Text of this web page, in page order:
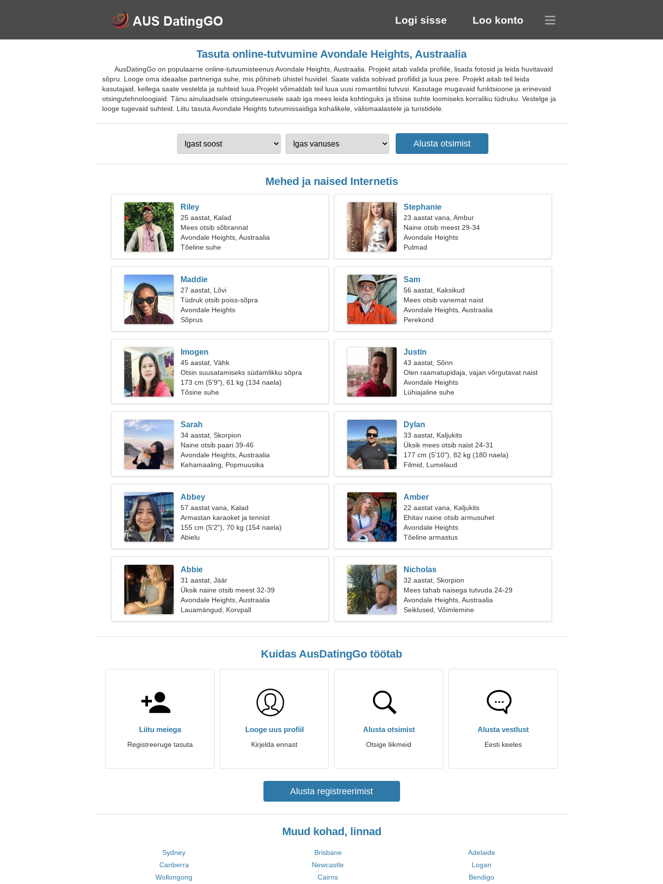
Logi sisse Loo konto
Tasuta online-tutvumine Avondale Heights, Austraalia
AusDatingGo on populaarne online-tutvumisteenus Avondale Heights, Austraalia. Projekt aitab valida profiile, lisada fotosid ja leida huvitavaid
sõpru. Looge oma ideaalse partneriga suhe, mis põhineb ühistel huvidel. Saate valida sobivad profiilid ja luua pere. Projekt aitab teil leida
kasutajaid, kellega saate vestelda ja suhteid luua.Projekt võimaldab teil luua uusi romantilisi tutvusi. Kasutage mugavaid funktsioone ja erinevaid
otsingutehnoloogiaid. Tänu ainulaadsele otsinguteenusele saab iga mees leida kohtinguks ja tõsise suhte loomiseks korraliku tüdruku. Vestelge ja
looge tugevaid suhteid. Liitu tasuta Avondale Heights tutvumissaidiga kohalikele, välismaalastele ja turistidele.
Mehed ja naised Internetis
Riley
25 aastat, Kalad
Mees otsib sõbrannat
Avondale Heights, Austraalia
Tõeline suhe
Stephanie
23 aastat vana, Ambur
Naine otsib meest 29-34
Avondale Heights
Pulmad
Maddie
27 aastat, Lõvi
Tüdruk otsib poiss-sõpra
Avondale Heights
Sõprus
Sam
56 aastat, Kaksikud
Mees otsib vanemat naist
Avondale Heights, Austraalia
Perekond
Imogen
45 aastat, Vähk
Otsin suusatamiseks südamlikku sõpra
173 cm (5'9"), 61 kg (134 naela)
Tõsine suhe
Justin
43 aastat, Sõnn
Olen raamatupidaja, vajan võrgutavat naist
Avondale Heights
Lühiajaline suhe
Sarah
34 aastat, Skorpion
Naine otsib paari 39-46
Avondale Heights, Austraalia
Kehamaaling, Popmuusika
Dylan
33 aastat, Kaljukits
Üksik mees otsib naist 24-31
177 cm (5'10"), 82 kg (180 naela)
Filmid, Lumelaud
Abbey
57 aastat vana, Kalad
Armastan karaoket ja tennist
155 cm (5'2"), 70 kg (154 naela)
Abielu
Amber
22 aastat vana, Kaljukits
Ehitav naine otsib armusuhet
Avondale Heights
Tõeline armastus
Abbie
31 aastat, Jäär
Üksik naine otsib meest 32-39
Avondale Heights, Austraalia
Lauamängud, Korvpall
Nicholas
32 aastat, Skorpion
Mees tahab naisega tutvuda 24-29
Avondale Heights, Austraalia
Seiklused, Võimlemine
Kuidas AusDatingGo töötab
Liitu meiega
Registreeruge tasuta
Looge uus profiil
Kirjelda ennast
Alusta otsimist
Otsige liikmeid
Alusta vestlust
Eesti keeles
Alusta registreerimist
Muud kohad, linnad
Sydney Brisbane
Adelaide
Canberra
Newcastle
Logan
Wollongong
Cairns Bendigo